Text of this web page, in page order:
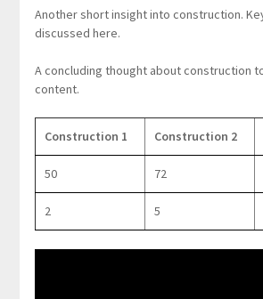
Another short insight into construction.
discussed here.
A concluding thought about construction
content.
Construction 1 Construction 2
50 72
2 5